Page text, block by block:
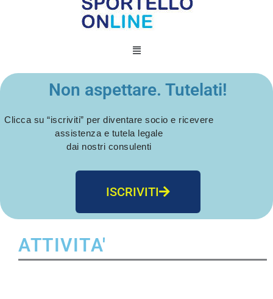
Menu
Non aspettare. Tutelati!
Clicca su “iscriviti” per diventare socio e ricevere
assistenza e tutela legale
dai nostri consulenti
ISCRIVITI
ATTIVITA'